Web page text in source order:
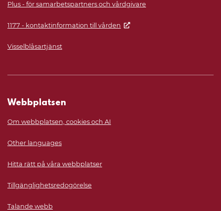
Plus - för samarbetspartners och vårdgivare
1177 - kontaktinformation till vården
Visselblåsartjänst
Webbplatsen
Om webbplatsen, cookies och AI
Other languages
Hitta rätt på våra webbplatser
Tillgänglighetsredogörelse
Talande webb